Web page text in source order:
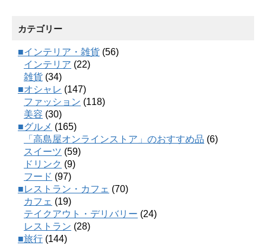
カテゴリー
■インテリア・雑貨 (56)
インテリア (22)
雑貨 (34)
■オシャレ (147)
ファッション (118)
美容 (30)
■グルメ (165)
「高島屋オンラインストア」のおすすめ品 (6)
スイーツ (59)
ドリンク (9)
フード (97)
■レストラン・カフェ (70)
カフェ (19)
テイクアウト・デリバリー (24)
レストラン (28)
■旅行 (144)